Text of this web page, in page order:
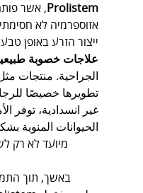
Prolistem, אשר
אזוספרמיה לא
ייצור הזרע באופן
علاجات خصوبة
الجراحية. منتجات
تطويرها خصيصًا
غير انسدادية، توفر
الحيوانات المنوية